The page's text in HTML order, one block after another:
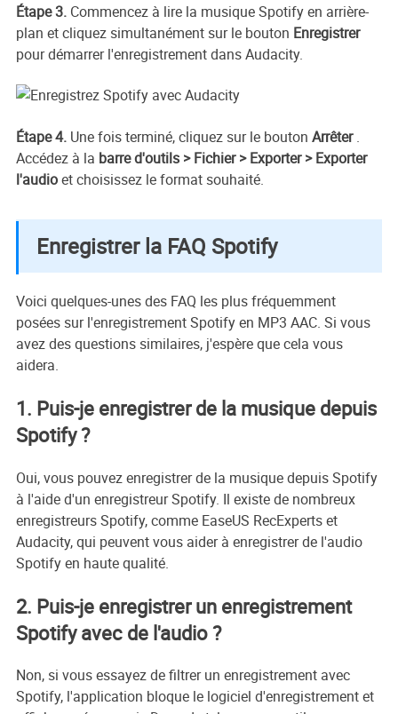
Étape 3.Commencez à lire la musique Spotify en arrière-
plan et cliquez simultanément sur le bouton Enregistrer
pour démarrer l'enregistrement dans Audacity.
Étape 4.Une fois terminé, cliquez sur le bouton Arrêter.
Accédez à la barre d'outils > Fichier > Exporter > Exporter
l'audioet choisissez le format souhaité.
Enregistrer la FAQ Spotify
Voici quelques-unes des FAQ les plus fréquemment
posées sur l'enregistrement Spotify en MP3 AAC. Si vous
avez des questions similaires, j'espère que cela vous
aidera.
1. Puis-je enregistrer de la musique depuis
Spotify ?
Oui, vous pouvez enregistrer de la musique depuis Spotify
à l'aide d'un enregistreur Spotify. Il existe de nombreux
enregistreurs Spotify, comme EaseUS RecExperts et
Audacity, qui peuvent vous aider à enregistrer de l'audio
Spotify en haute qualité.
2. Puis-je enregistrer un enregistrement
Spotify avec de l'audio ?
Non, si vous essayez de filtrer un enregistrement avec
Spotify, l'application bloque le logiciel d'enregistrement et